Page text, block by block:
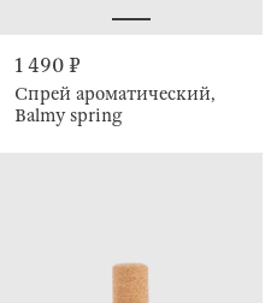
1 490 ₽
Спрей ароматический,
Balmy spring